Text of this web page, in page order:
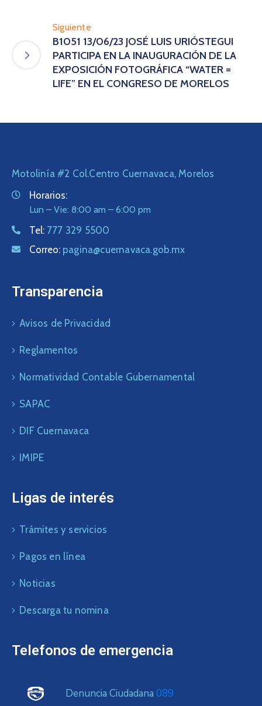
Siguiente
B1051 13/06/23 JOSÉ LUIS URIÓSTEGUI
PARTICIPA EN LA INAUGURACIÓN DE LA
EXPOSICIÓN FOTOGRÁFICA “WATER =
LIFE” EN EL CONGRESO DE MORELOS
Motolinía #2 Col.Centro Cuernavaca, Morelos
Horarios:
Lun – Vie: 8:00 am – 6:00 pm
Tel: 777 329 5500
Correo: pagina@cuernavaca.gob.mx
Transparencia
Avisos de Privacidad
Reglamentos
Normatividad Contable Gubernamental
SAPAC
DIF Cuernavaca
IMIPE
Ligas de interés
Trámites y servicios
Pagos en línea
Noticias
Descarga tu nomina
Telefonos de emergencia
Denuncia Ciudadana 089